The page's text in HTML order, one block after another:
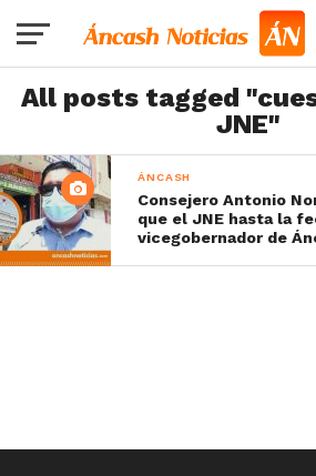
All posts tagged
JNE"
ÁNCASH
Consejero Antonio
que el JNE hasta la
vicegobernador de